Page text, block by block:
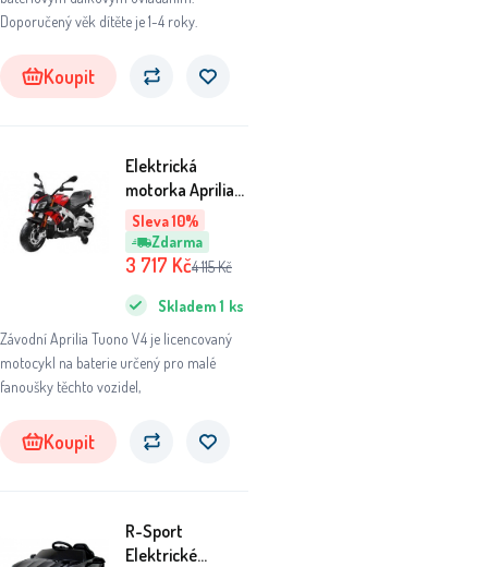
Doporučený věk dítěte je 1-4 roky.
Koupit
Sleva 10%
Zdarma
Elektrická
motorka Aprilia
Tuono V4
PA0257 Černá
Závodní Aprilia Tuono V4 je licencovaný
motocykl na baterie určený pro malé
fanoušky těchto vozidel,
Skladem 1 ks
3 717 Kč4 115Kč
Koupit
R-Sport
Elektrické